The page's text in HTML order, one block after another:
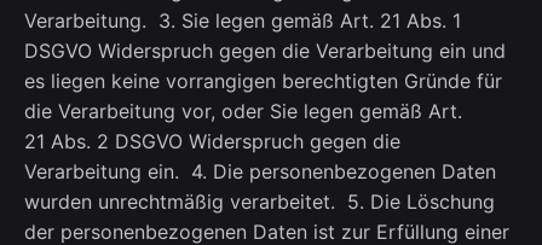
Verarbeitung. 3. Sie legen gemäß Art. 21 Abs. 1
DSGVO Widerspruch gegen die Verarbeitung ein und
es liegen keine vorrangigen berechtigten Gründe für
die Verarbeitung vor, oder Sie legen gemäß Art.
21 Abs. 2 DSGVO Widerspruch gegen die
Verarbeitung ein. 4. Die personenbezogenen Daten
wurden unrechtmäßig verarbeitet. 5. Die Löschung
der personenbezogenen Daten ist zur Erfüllung einer